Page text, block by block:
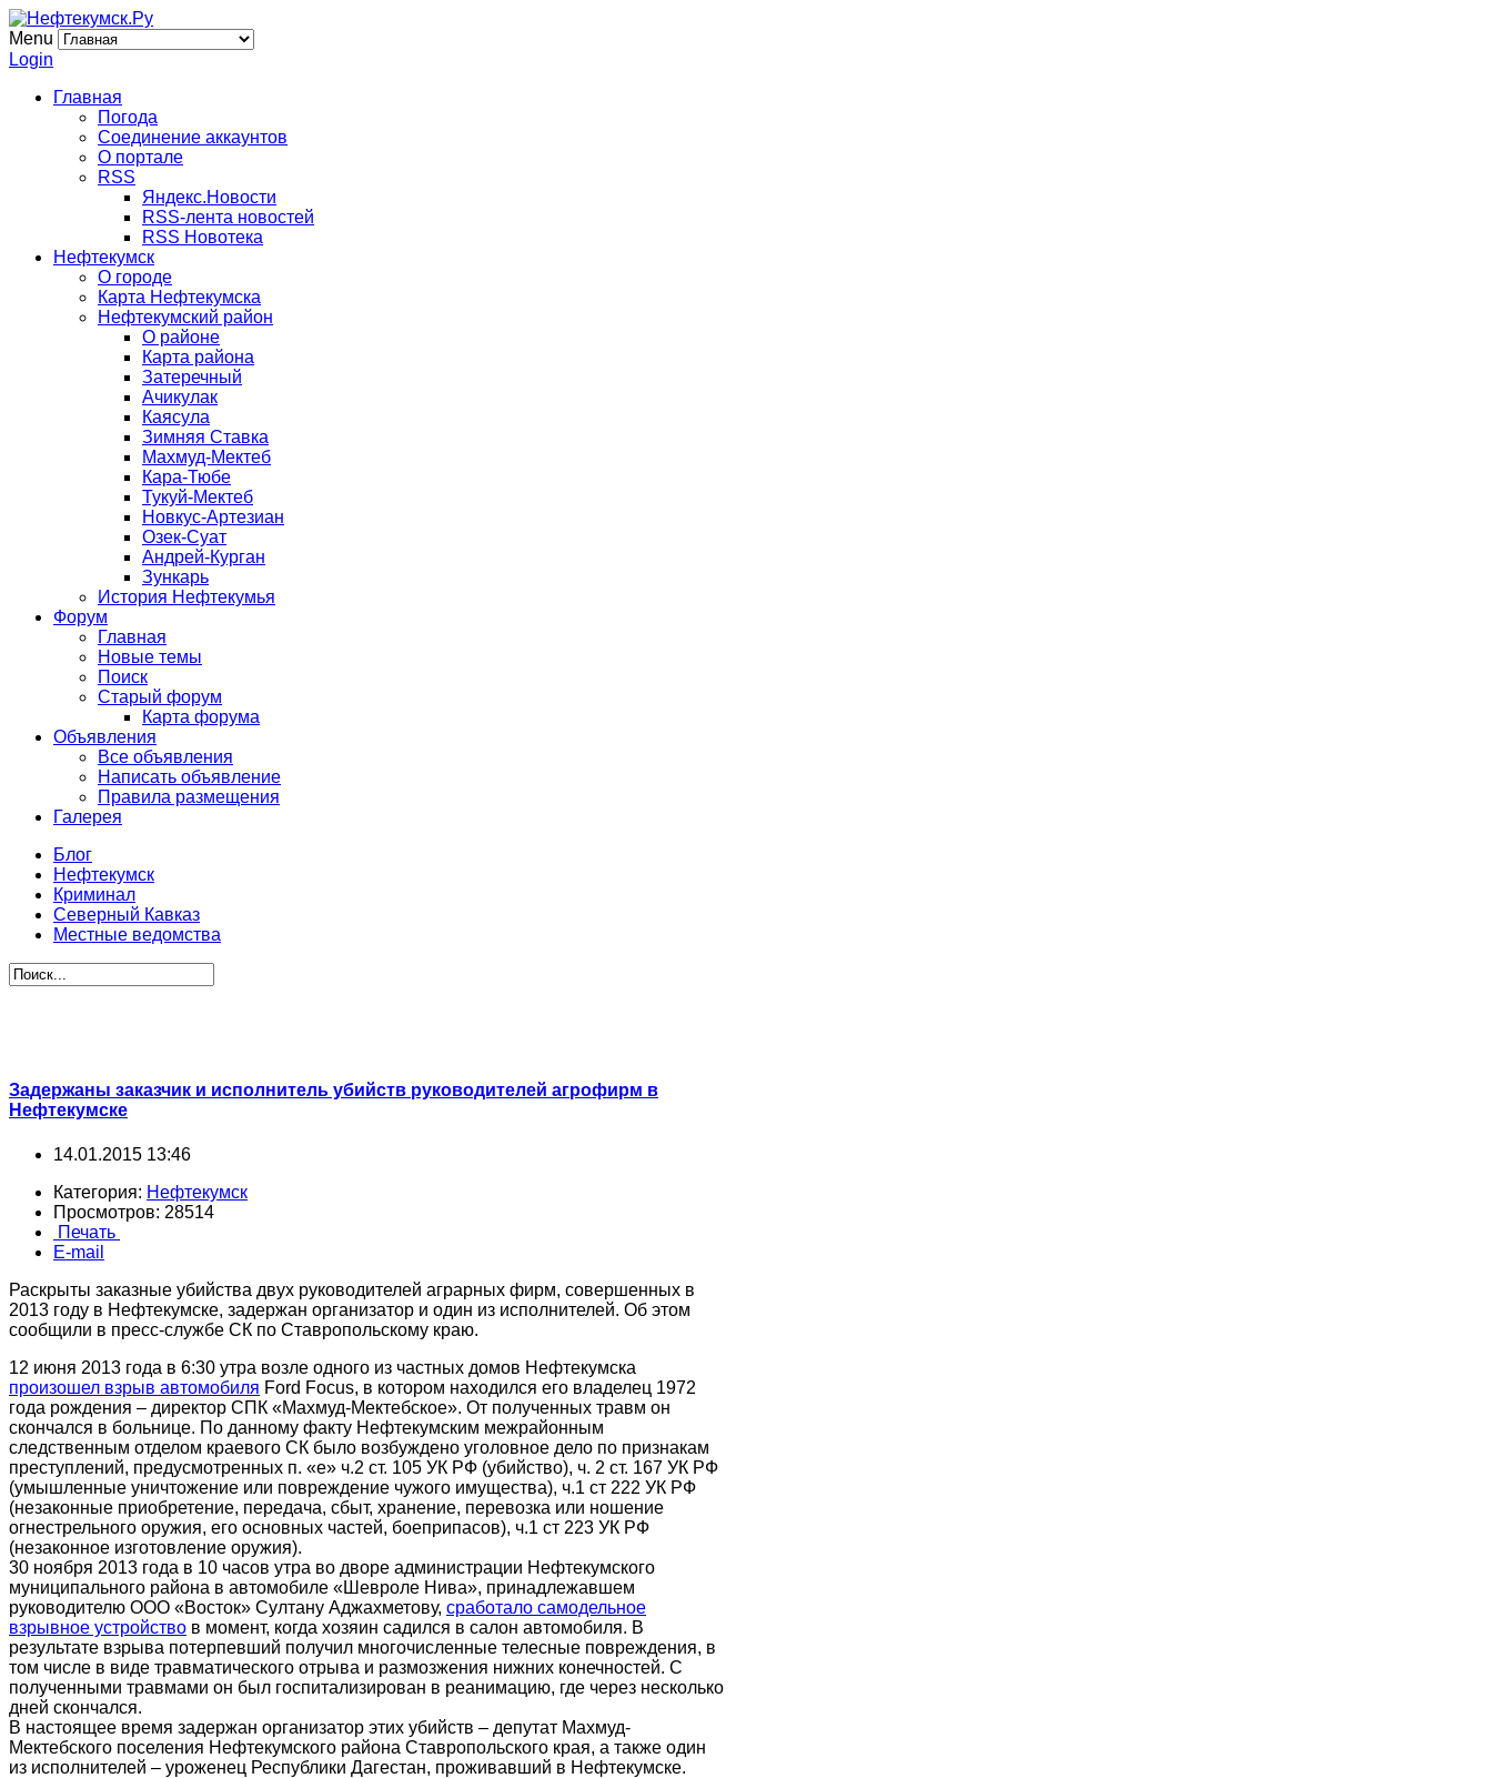
Menu
Login
Главная
Погода
Соединение аккаунтов
О портале
RSS
Яндекс.Новости
RSS-лента новостей
RSS Новотека
Нефтекумск
О городе
Карта Нефтекумска
Нефтекумский район
О районе
Карта района
Затеречный
Ачикулак
Каясула
Зимняя Ставка
Махмуд-Мектеб
Кара-Тюбе
Тукуй-Мектеб
Новкус-Артезиан
Озек-Суат
Андрей-Курган
Зункарь
История Нефтекумья
Форум
Главная
Новые темы
Поиск
Старый форум
Карта форума
Объявления
Все объявления
Написать объявление
Правила размещения
Галерея
Блог
Нефтекумск
Криминал
Северный Кавказ
Местные ведомства
Задержаны заказчик и исполнитель убийств руководителей агрофирм в
Нефтекумске
14.01.2015 13:46
Категория: Нефтекумск
Просмотров: 28514
Печать
E-mail
Раскрыты заказные убийства двух руководителей аграрных фирм, совершенных в
2013 году в Нефтекумске, задержан организатор и один из исполнителей. Об этом
сообщили в пресс-службе СК по Ставропольскому краю.
12 июня 2013 года в 6:30 утра возле одного из частных домов Нефтекумска
произошел взрыв автомобиля Ford Focus, в котором находился его владелец 1972
года рождения – директор СПК «Махмуд-Мектебское». От полученных травм он
скончался в больнице. По данному факту Нефтекумским межрайонным
следственным отделом краевого СК было возбуждено уголовное дело по признакам
преступлений, предусмотренных п. «е» ч.2 ст. 105 УК РФ (убийство), ч. 2 ст. 167 УК РФ
(умышленные уничтожение или повреждение чужого имущества), ч.1 ст 222 УК РФ
(незаконные приобретение, передача, сбыт, хранение, перевозка или ношение
огнестрельного оружия, его основных частей, боеприпасов), ч.1 ст 223 УК РФ
(незаконное изготовление оружия).
30 ноября 2013 года в 10 часов утра во дворе администрации Нефтекумского
муниципального района в автомобиле «Шевроле Нива», принадлежавшем
руководителю ООО «Восток» Султану Аджахметову, сработало самодельное
взрывное устройство в момент, когда хозяин садился в салон автомобиля. В
результате взрыва потерпевший получил многочисленные телесные повреждения, в
том числе в виде травматического отрыва и размозжения нижних конечностей. С
полученными травмами он был госпитализирован в реанимацию, где через несколько
дней скончался.
В настоящее время задержан организатор этих убийств – депутат Махмуд-
Мектебского поселения Нефтекумского района Ставропольского края, а также один
из исполнителей – уроженец Республики Дагестан, проживавший в Нефтекумске.